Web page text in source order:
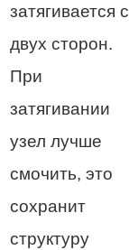
затягивается с
двух сторон.
При
затягивании
узел лучше
смочить, это
сохранит
структуру